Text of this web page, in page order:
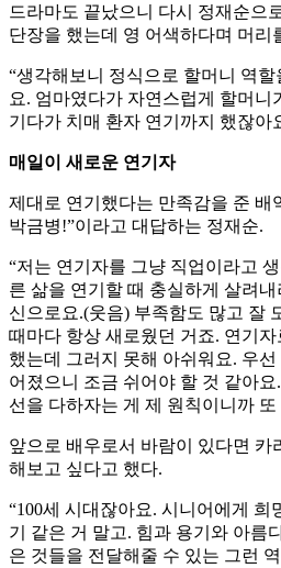
드라마도 끝났으니 다시 정재순으
단장을 했는데 영 어색하다며 머리
“생각해보니 정식으로 할머니 역할
요. 엄마였다가 자연스럽게 할머니
기다가 치매 환자 연기까지 했잖아
매일이 새로운 연기자
제대로 연기했다는 만족감을 준 배
박금병!”이라고 대답하는 정재순.
“저는 연기자를 그냥 직업이라고
른 삶을 연기할 때 충실하게 살려
신으로요.(웃음) 부족함도 많고 잘
때마다 항상 새로웠던 거죠. 연기
했는데 그러지 못해 아쉬워요. 우
어졌으니 조금 쉬어야 할 것 같아
선을 다하자는 게 제 원칙이니까
앞으로 배우로서 바람이 있다면 카
해보고 싶다고 했다.
“100세 시대잖아요. 시니어에게 희
기 같은 거 말고. 힘과 용기와 아름
은 것들을 전달해줄 수 있는 그런